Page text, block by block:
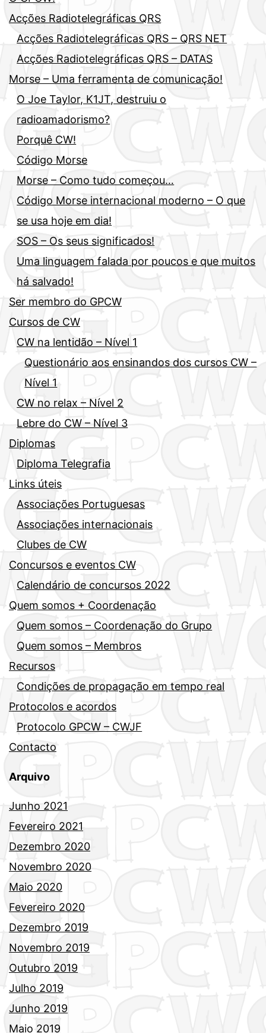
Acções Radiotelegráficas QRS
Acções Radiotelegráficas QRS – QRS NET
Acções Radiotelegráficas QRS – DATAS
Morse – Uma ferramenta de comunicação!
O Joe Taylor, K1JT, destruiu o
radioamadorismo?
Porquê CW!
Código Morse
Morse – Como tudo começou…
Código Morse internacional moderno – O que
se usa hoje em dia!
SOS – Os seus significados!
Uma linguagem falada por poucos e que muitos
há salvado!
Ser membro do GPCW
Cursos de CW
CW na lentidão – Nível 1
Questionário aos ensinandos dos cursos CW –
Nível 1
CW no relax – Nível 2
Lebre do CW – Nível 3
Diplomas
Diploma Telegrafia
Links úteis
Associações Portuguesas
Associações internacionais
Clubes de CW
Concursos e eventos CW
Calendário de concursos 2022
Quem somos + Coordenação
Quem somos – Coordenação do Grupo
Quem somos – Membros
Recursos
Condições de propagação em tempo real
Protocolos e acordos
Protocolo GPCW – CWJF
Contacto
Arquivo
Junho 2021
Fevereiro 2021
Dezembro 2020
Novembro 2020
Maio 2020
Fevereiro 2020
Dezembro 2019
Novembro 2019
Outubro 2019
Julho 2019
Junho 2019
Maio 2019